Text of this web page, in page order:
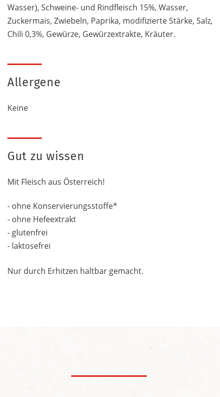
Wasser), Schweine- und Rindfleisch 15%, Wasser,
Zuckermais, Zwiebeln, Paprika, modifizierte Stärke, Salz,
Chili 0,3%, Gewürze, Gewürzextrakte, Kräuter.
Allergene
Keine
Gut zu wissen
Mit Fleisch aus Österreich!
- ohne Konservierungsstoffe*
- ohne Hefeextrakt
- glutenfrei
- laktosefrei
Nur durch Erhitzen haltbar gemacht.